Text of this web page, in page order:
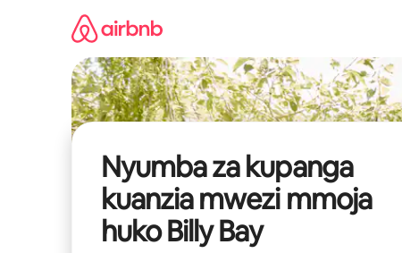
Nyumba za kupanga
kuanzia mwezi mmoja
huko Billy Bay